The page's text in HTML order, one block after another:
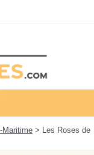
Maritime > Les Roses de